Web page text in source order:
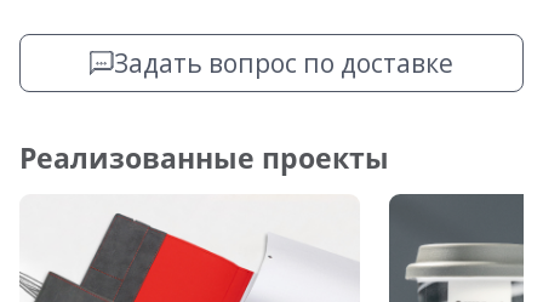
Задать вопрос по доставке
Реализованные проекты